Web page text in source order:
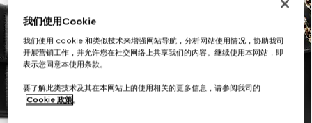
我们使用Cookie
我们使用 cookie 和类似技术来增强网站导航，分析网站使用情况，协助我司
开展营销工作，并允许您在社交网络上共享我们的内容。继续使用本网站，即
表示您同意本使用条款。
要了解此类技术及其在本网站上的使用相关的更多信息，请参阅我司的
Cookie 政策。